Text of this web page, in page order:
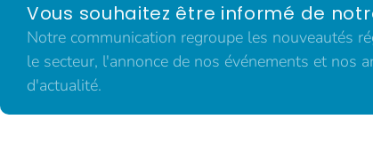
Vous souhaitez être informé de
Notre communication regroupe les nouveautés
le secteur, l'annonce de nos événements et nos
d'actualité.